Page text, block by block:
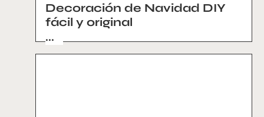
Decoración de Navidad DIY
fácil y original
...